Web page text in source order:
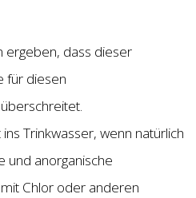
ergeben, dass dieser
für diesen
Trinkwasser, wenn natürlich
und anorganische
Chlor oder anderen